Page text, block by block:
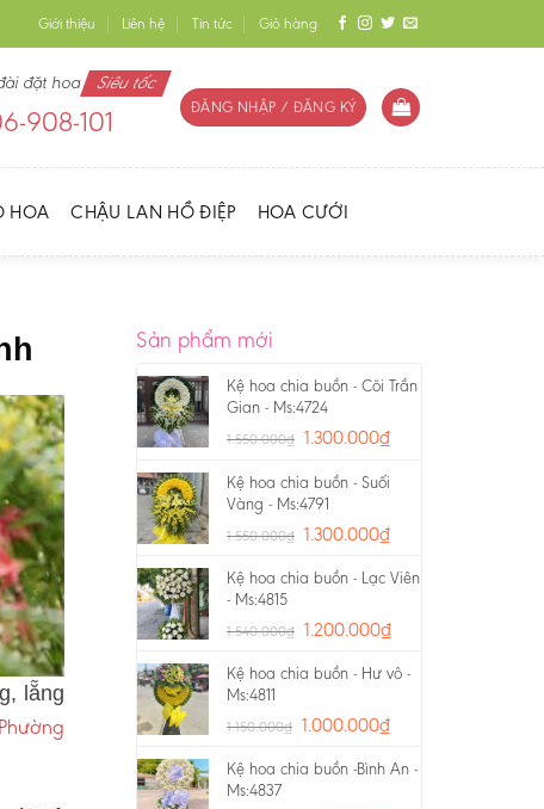
Giới thiệu Liên hệ Tin tức Giỏ hàng
đặt hoa Siêu tốc
908-101 ĐĂNG NHẬP / ĐĂNG KÝ
HOA CHẬU LAN HỒ ĐIỆP HOA CƯỚI
lẵng
Sản phẩm mới
Kệ hoa chia buồn - Cõi Trần
Gian - Ms:4724
1.550.000₫ 1.300.000₫
Kệ hoa chia buồn - Suối
Vàng - Ms:4791
1.550.000₫ 1.300.000₫
Kệ hoa chia buồn - Lạc Viên
- Ms:4815
1.540.000₫ 1.200.000₫
Kệ hoa chia buồn - Hư vô -
Ms:4811
1.150.000₫ 1.000.000₫
Kệ hoa chia buồn -Bình An -
Ms:4837